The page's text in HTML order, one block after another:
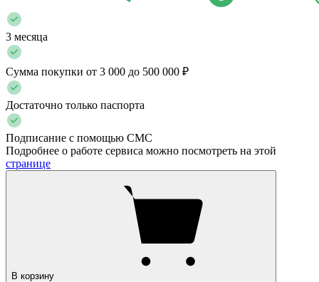
3 месяца
Сумма покупки от 3 000 до 500 000 ₽
Достаточно только паспорта
Подписание с помощью СМС
Подробнее о работе сервиса можно посмотреть на этой
странице
В корзину